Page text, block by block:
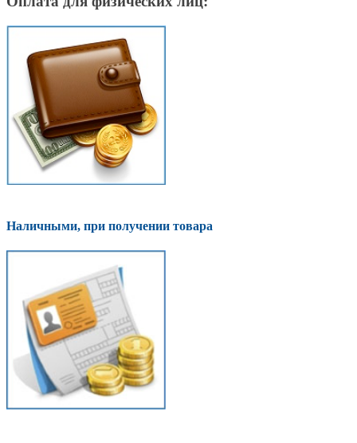
Наличными, при получении товара